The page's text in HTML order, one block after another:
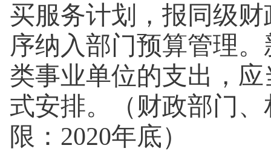
买服务计划，报同级
序纳入部门预算管理
类事业单位的支出，
式安排。
（财政部门
限：2020年底）